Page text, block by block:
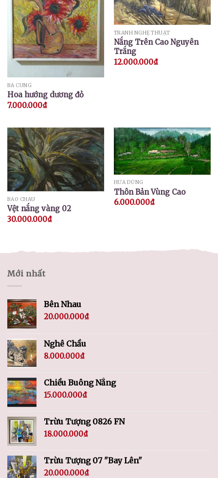
BÁ CUNG
Hoa hướng dương đỏ
7.000.000₫
TRANH NGHỆ THUẬT
Nắng Trên Cao Nguyên
Trắng
12.000.000₫
BẢO CHÂU
Vệt nắng vàng 02
30.000.000₫
HỨA DŨNG
Thôn Bản Vùng Cao
6.000.000₫
Mới nhất
Bên Nhau
20.000.000₫
Nghê Chầu
8.000.000₫
Chiều Buông Nắng
15.000.000₫
Trừu Tượng 0826 FN
18.000.000₫
Trừu Tượng 07 "Bay Lên"
20.000.000₫